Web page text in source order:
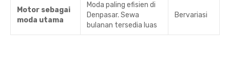
Motor sebagai
moda utama
Moda paling efisien di
Denpasar. Sewa
bulanan tersedia luas
Bervariasi